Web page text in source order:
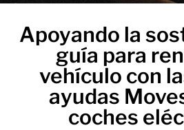
Apoyando la
guía para
vehículo con
ayudas
coches